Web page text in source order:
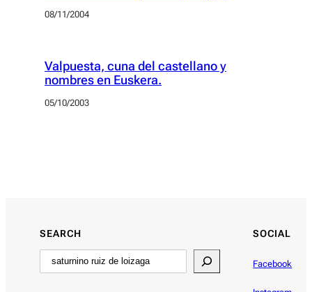
08/11/2004
Valpuesta, cuna del castellano y
nombres en Euskera.
05/10/2003
SEARCH SOCIAL
Facebook